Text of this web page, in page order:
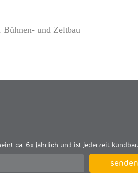
und Zeltbau
ca. 6x jährlich und ist jederzeit kündbar.